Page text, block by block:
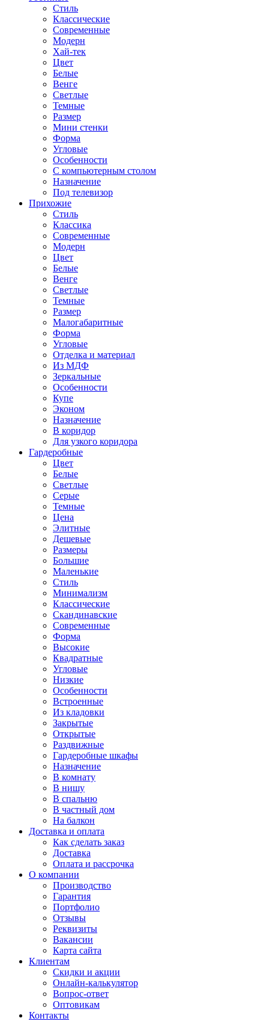
Стиль
Классические
Современные
Модерн
Хай-тек
Цвет
Белые
Венге
Светлые
Темные
Размер
Мини стенки
Форма
Угловые
Особенности
С компьютерным столом
Назначение
Под телевизор
Прихожие
Стиль
Классика
Современные
Модерн
Цвет
Белые
Венге
Светлые
Темные
Размер
Малогабаритные
Форма
Угловые
Отделка и материал
Из МДФ
Зеркальные
Особенности
Купе
Эконом
Назначение
В коридор
Для узкого коридора
Гардеробные
Цвет
Белые
Светлые
Серые
Темные
Цена
Элитные
Дешевые
Размеры
Большие
Маленькие
Стиль
Минимализм
Классические
Скандинавские
Современные
Форма
Высокие
Квадратные
Угловые
Низкие
Особенности
Встроенные
Из кладовки
Закрытые
Открытые
Раздвижные
Гардеробные шкафы
Назначение
В комнату
В нишу
В спальню
В частный дом
На балкон
Доставка и оплата
Как сделать заказ
Доставка
Оплата и рассрочка
О компании
Производство
Гарантия
Портфолио
Отзывы
Реквизиты
Вакансии
Карта сайта
Клиентам
Скидки и акции
Онлайн-калькулятор
Вопрос-ответ
Оптовикам
Контакты